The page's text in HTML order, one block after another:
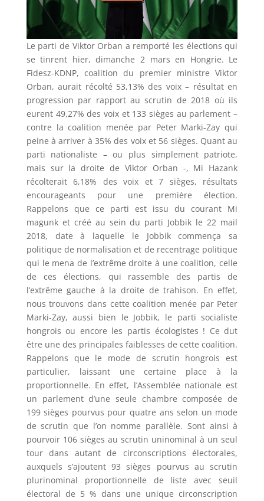
Le parti de Viktor Orban a remporté les élections qui
se tinrent hier, dimanche 2 mars en Hongrie. Le
Fidesz-KDNP, coalition du premier ministre Viktor
Orban, aurait récolté 53,13% des voix – résultat en
progression par rapport au scrutin de 2018 où ils
eurent 49,27% des voix et 133 sièges au parlement –
contre la coalition menée par Peter Marki-Zay qui
peine à arriver à 35% des voix et 56 sièges. Quant au
parti nationaliste – ou plus simplement patriote,
mais sur la droite de Viktor Orban -, Mi Hazank
récolterait 6,18% des voix et 7 sièges, résultats
encourageants pour une première élection.
Rappelons que ce parti est issu du courant Mi
magunk et créé au sein du parti Jobbik le 22 mail
2018, date à laquelle le Jobbik commença sa
politique de normalisation et de recentrage politique
qui le mena de l’extrême droite à une coalition, celle
de ces élections, qui rassemble des partis de
l’extrême gauche à la droite de trahison. En effet,
nous trouvons dans cette coalition menée par Peter
Marki-Zay, aussi bien le Jobbik, le parti socialiste
hongrois ou encore les partis écologistes ! Ce dut
être une des principales faiblesses de cette coalition.
Rappelons que le mode de scrutin hongrois est
particulier, laissant une certaine place à la
proportionnelle. En effet, l’Assemblée nationale est
un parlement d’une seule chambre composée de
199 sièges pourvus pour quatre ans selon un mode
de scrutin que l’on nomme parallèle. Sont ainsi à
pourvoir 106 sièges au scrutin uninominal à un seul
tour dans autant de circonscriptions électorales,
auxquels s’ajoutent 93 sièges pourvus au scrutin
plurinominal proportionnelle de liste avec seuil
électoral de 5 % dans une unique circonscription